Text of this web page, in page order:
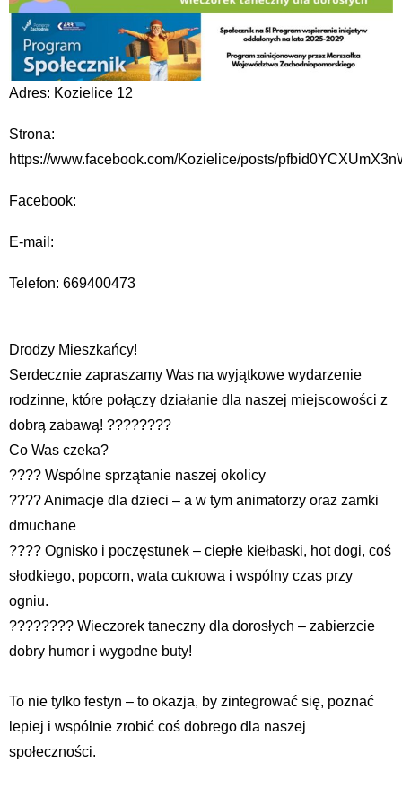
Adres: Kozielice 12
Strona:
https://www.facebook.com/Kozielice/posts/
Facebook:
E-mail:
Telefon: 669400473
Drodzy Mieszkańcy!
Serdecznie zapraszamy Was na wyjątkowe wydarzenie
rodzinne, które połączy działanie dla naszej miejscowości z
dobrą zabawą! ????????
Co Was czeka?
???? Wspólne sprzątanie naszej okolicy
???? Animacje dla dzieci – a w tym animatorzy oraz zamki
dmuchane
???? Ognisko i poczęstunek – ciepłe kiełbaski, hot dogi, coś
słodkiego, popcorn, wata cukrowa i wspólny czas przy
ogniu.
???????? Wieczorek taneczny dla dorosłych – zabierzcie
dobry humor i wygodne buty!
To nie tylko festyn – to okazja, by zintegrować się, poznać
lepiej i wspólnie zrobić coś dobrego dla naszej
społeczności.